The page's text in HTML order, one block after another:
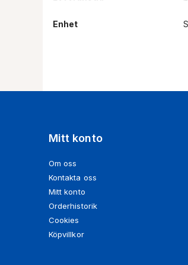
Enhet
Mitt konto
Om oss
Kontakta oss
Mitt konto
Orderhistorik
Cookies
Köpvillkor